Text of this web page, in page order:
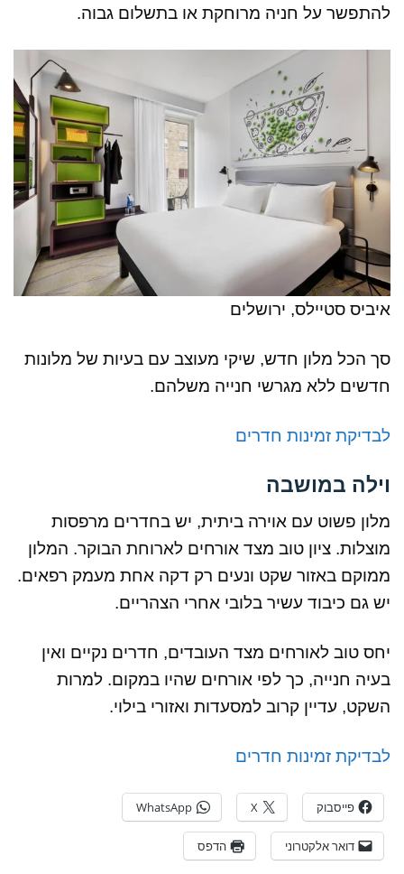
להתפשר על חניה מרוחקת או בתשלום גבוה.
איביס סטיילס, ירושלים
סך הכל מלון חדש, שיקי מעוצב עם בעיות של מלונות
חדשים ללא מגרשי חנייה משלהם.
לבדיקת זמינות חדרים
וילה במושבה
מלון פשוט עם אוירה ביתית, יש בחדרים מרפסות
מוצלות. ציון טוב מצד אורחים לארוחת הבוקר. המלון
ממוקם באזור שקט ונעים רק דקה אחת מעמק רפאים.
יש גם כיבוד עשיר בלובי אחרי הצהריים.
יחס טוב לאורחים מצד העובדים, חדרים נקיים ואין
בעיה חנייה, כך לפי אורחים שהיו במקום. למרות
השקט, עדיין קרוב למסעדות ואזורי בילוי.
לבדיקת זמינות חדרים
פייסבוק X
WhatsApp
דואר אלקטרוני הדפס